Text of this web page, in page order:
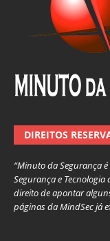
DIREITOS
“Minuto da Segurança
Segurança e
direito de apontar
páginas da MindSec já